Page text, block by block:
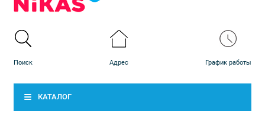
КАТАЛОГ